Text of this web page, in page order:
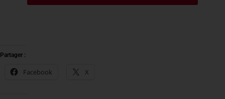
Partager :
Facebook X